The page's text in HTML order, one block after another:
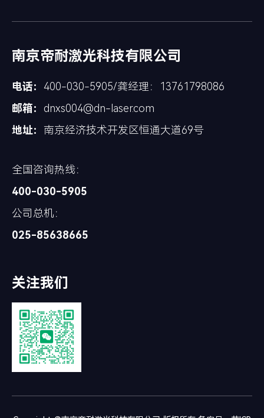
南京帝耐激光科技有限公司
电话： 400-030-5905/龚经理：13761798086
邮箱： dnxs004@dn-laser.com
地址： 南京经济技术开发区恒通大道69号
全国咨询热线：
400-030-5905
公司总机：
025-85638665
关注我们